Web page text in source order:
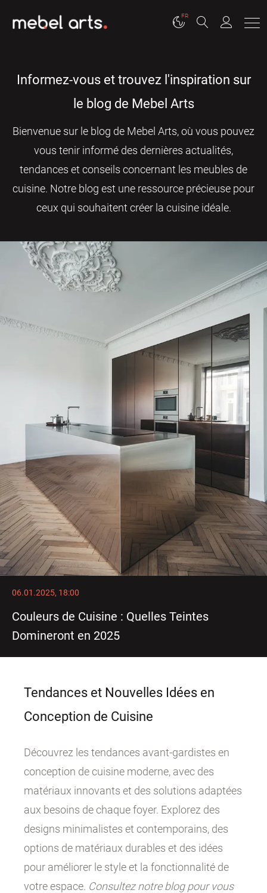
FR
Informez-vous et trouvez l'inspiration sur
le blog de Mebel Arts
Bienvenue sur le blog de Mebel Arts, où vous pouvez
vous tenir informé des dernières actualités,
tendances et conseils concernant les meubles de
cuisine. Notre blog est une ressource précieuse pour
ceux qui souhaitent créer la cuisine idéale.
06.01.2025, 18:00
Couleurs de Cuisine : Quelles Teintes
Domineront en 2025
Tendances et Nouvelles Idées en
Conception de Cuisine
Découvrez les tendances avant-gardistes en
conception de cuisine moderne, avec des
matériaux innovants et des solutions adaptées
aux besoins de chaque foyer. Explorez des
designs minimalistes et contemporains, des
options de matériaux durables et des idées
pour améliorer le style et la fonctionnalité de
votre espace. Consultez notre blog pour vous